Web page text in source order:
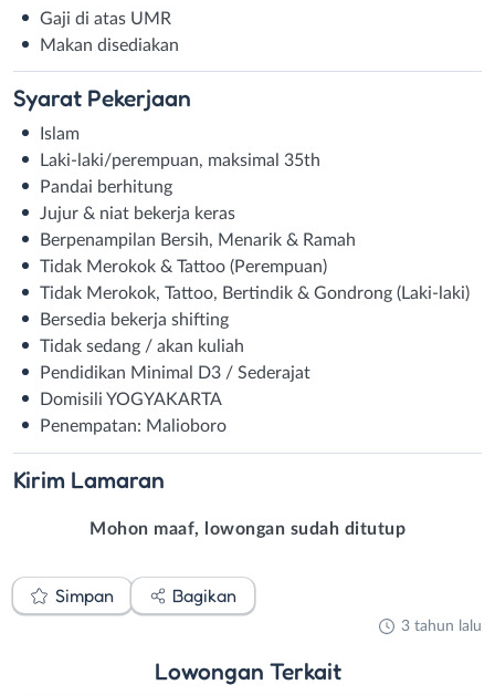
Gaji di atas UMR
Makan disediakan
Syarat Pekerjaan
Islam
Laki-laki/perempuan, maksimal 35th
Pandai berhitung
Jujur & niat bekerja keras
Berpenampilan Bersih, Menarik & Ramah
Tidak Merokok & Tattoo (Perempuan)
Tidak Merokok, Tattoo, Bertindik & Gondrong (Laki-laki)
Bersedia bekerja shifting
Tidak sedang / akan kuliah
Pendidikan Minimal D3 / Sederajat
Domisili YOGYAKARTA
Penempatan: Malioboro
Kirim Lamaran
Mohon maaf, lowongan sudah ditutup
Simpan Bagikan
3 tahun lalu
Lowongan Terkait